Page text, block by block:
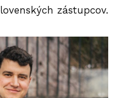
zástupcov.